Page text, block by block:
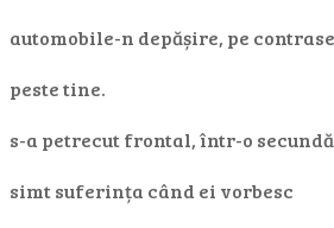
automobile-n depășire, pe
peste tine.
s-a petrecut frontal, într-o
simt suferința când ei vorbesc